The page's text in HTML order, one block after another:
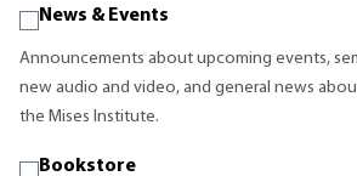
News & Events
Announcements about upcoming events,
new audio and video, and general news
the Mises Institute.
Bookstore